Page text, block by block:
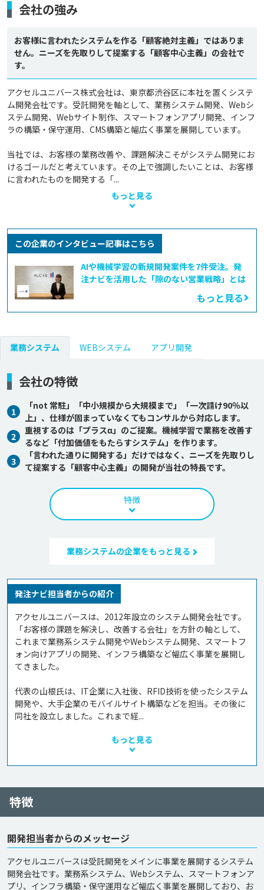
会社の強み
お客様に言われたシステムを作る「顧客絶対主義」ではありま
せん。ニーズを先取りして提案する「顧客中心主義」の会社で
す。
アクセルユニバース株式会社は、東京都渋谷区に本社を置くシステ
ム開発会社です。受託開発を軸として、業務システム開発、Webシ
ステム開発、Webサイト制作、スマートフォンアプリ開発、インフ
ラの構築・保守運用、CMS構築と幅広く事業を展開しています。
当社では、お客様の業務改善や、課題解決こそがシステム開発にお
けるゴールだと考えています。その上で強調したいことは、お客様
に言われたものを開発する「...
もっと見る
この企業のインタビュー記事はこちら
AIや機械学習の新規開発案件を7件受注。発
注ナビを活用した「隙のない営業戦略」とは
もっと見る
業務システム WEBシステム アプリ開発
会社の特徴
1
「not 常駐」「中小規模から大規模まで」「一次請け90％以
上」、仕様が固まっていなくてもコンサルから対応します。
2
重視するのは「プラスα」のご提案。機械学習で業務を改善す
るなど「付加価値をもたらすシステム」を作ります。
3
「言われた通りに開発する」だけではなく、ニーズを先取りし
て提案する「顧客中心主義」の開発が当社の特長です。
特徴
業務システムの企業をもっと見る
発注ナビ担当者からの紹介
アクセルユニバースは、2012年設立のシステム開発会社です。
「お客様の課題を解決し、改善する会社」を方針の軸として、
これまで業務系システム開発やWebシステム開発、スマートフ
ォン向けアプリの開発、インフラ構築など幅広く事業を展開し
てきました。
代表の山根氏は、IT企業に入社後、RFID技術を使ったシステム
開発や、大手企業のモバイルサイト構築などを担当。その後に
同社を設立しました。これまで経...
もっと見る
特徴
開発担当者からのメッセージ
アクセルユニバースは受託開発をメインに事業を展開するシステム
開発会社です。業務系システム、Webシステム、スマートフォンア
プリ、インフラ構築・保守運用など幅広く事業を展開しており、お